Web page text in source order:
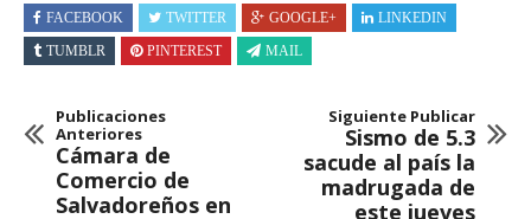
FACEBOOK TWITTER GOOGLE+
LINKEDIN
TUMBLR
PINTEREST MAIL
Publicaciones
Anteriores
Cámara de
Comercio de
Salvadoreños en
Siguiente Publicar
Sismo de 5.3
sacude al país la
madrugada de
este jueves